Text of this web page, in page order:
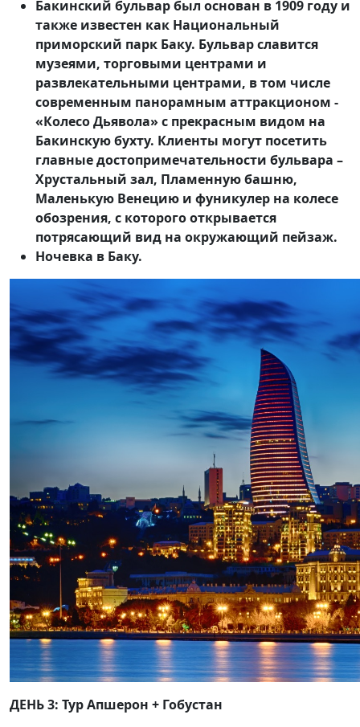
Бакинский бульвар был основан в 1909 году и
также известен как Национальный
приморский парк Баку. Бульвар славится
музеями, торговыми центрами и
развлекательными центрами, в том числе
современным панорамным аттракционом -
«Колесо Дьявола» с прекрасным видом на
Бакинскую бухту. Клиенты могут посетить
главные достопримечательности бульвара –
Хрустальный зал, Пламенную башню,
Маленькую Венецию и фуникулер на колесе
обозрения, с которого открывается
потрясающий вид на окружающий пейзаж.
Ночевка в Баку.
ДЕНЬ 3: Тур Апшерон + Гобустан